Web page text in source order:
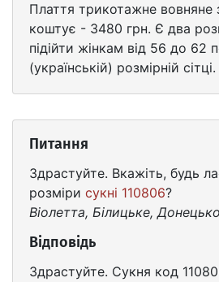
Плаття трикотажне
коштує - 3480 грн. Є два
підійти жінкам від 56 до 62
(українській) розмірній сітці.
Питання
Здрастуйте. Вкажіть, будь
розміри сукні 110806?
Віолетта, Білицьке,
Відповідь
Здрастуйте. Сукня код